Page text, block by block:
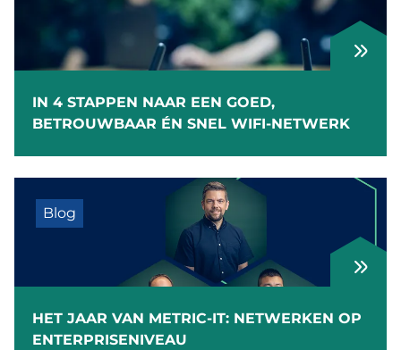
IN 4 STAPPEN NAAR EEN GOED,
BETROUWBAAR ÉN SNEL WIFI-NETWERK
Blog
HET JAAR VAN METRIC-IT: NETWERKEN OP
ENTERPRISENIVEAU